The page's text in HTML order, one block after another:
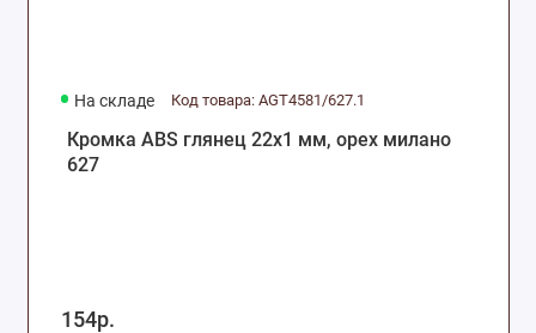
На складе Код товара: AGT4581/627.1
Кромка ABS глянец 22х1 мм, орех милано
627
154р.